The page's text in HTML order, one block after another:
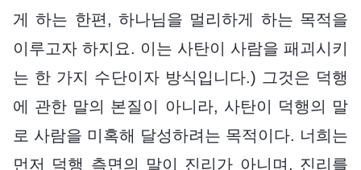
게 하는 한편, 하나님을 멀리하게 하는 목적을
이루고자 하지요. 이는 사탄이 사람을 패괴시키
는 한 가지 수단이자 방식입니다.) 그것은 덕행
에 관한 말의 본질이 아니라, 사탄이 덕행의 말
로 사람을 미혹해 달성하려는 목적이다. 너희는
먼저 덕행 측면의 말이 진리가 아니며, 진리를